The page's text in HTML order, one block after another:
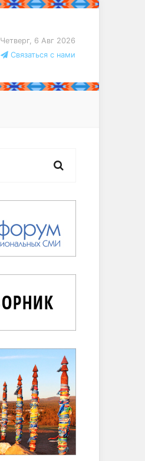
Четверг, 6 Авг 2026
Связаться с нами